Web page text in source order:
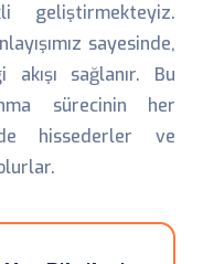
geliştirmekteyiz.
sayesinde,
sağlanır. Bu
sürecinin her
hissederler ve